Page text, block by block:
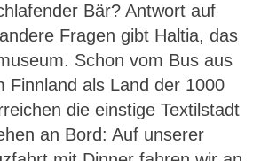
Bär? Antwort auf
Fragen gibt Haltia, das
Schon vom Bus aus
Finnland als Land der 1000
die einstige Textilstadt
an Bord: Auf unserer